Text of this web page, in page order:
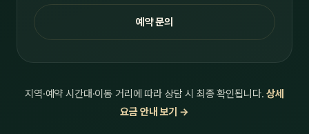
예약 문의
지역·예약 시간대·이동 거리에 따라 상담 시 최종 확인됩니다.상세
요금 안내 보기 →